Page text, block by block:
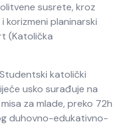
susrete, kroz
korizmeni planinarski
(Katolička
katolički
usko surađuje na
za mlade, preko 72h
duhovno-edukativno-